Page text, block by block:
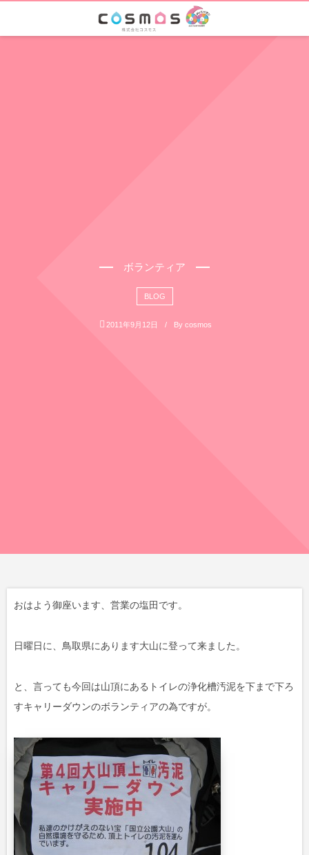
ボランティア
BLOG
2011年9月12日 By cosmos
おはよう御座います、営業の塩田です。
日曜日に、鳥取県にあります大山に登って来ました。
と、言っても今回は山頂にあるトイレの浄化槽汚泥を下まで下ろ
すキャリーダウンのボランティアの為ですが。